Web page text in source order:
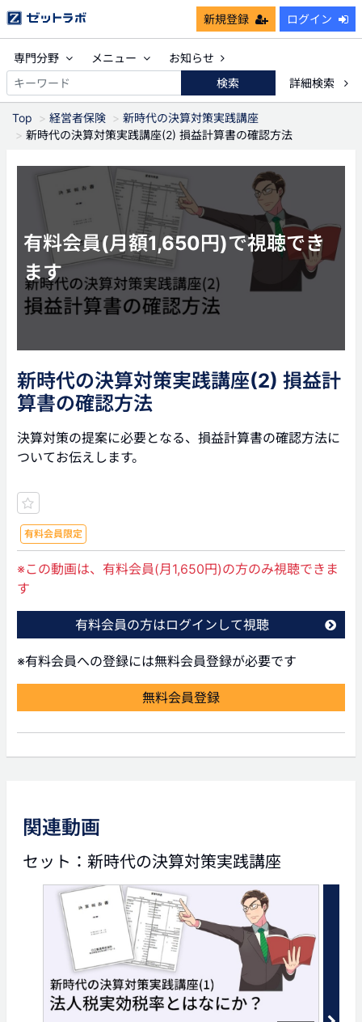
新規登録 ログイン
専門分野 メニュー
お知らせ
検索
詳細検索
Top 経営者保険
新時代の決算対策実践講座
新時代の決算対策実践講座(2) 損益計算書の確認方法
有料会員(月額1,650円)で視聴でき
ます
新時代の決算対策実践講座(2) 損益計
算書の確認方法
決算対策の提案に必要となる、損益計算書の確認方法に
ついてお伝えします。
有料会員限定
※この動画は、有料会員(月1,650円)の方のみ視聴できま
す
有料会員の方はログインして視聴
※有料会員への登録には無料会員登録が必要です
無料会員登録
前の動画
新時代の決算対策実践講座
にか？
次の動画
新時代の決算対策実践講座
ーの違い
決算書 法人生命保険 経営者保険
関連動画
セット：新時代の決算対策実践講座